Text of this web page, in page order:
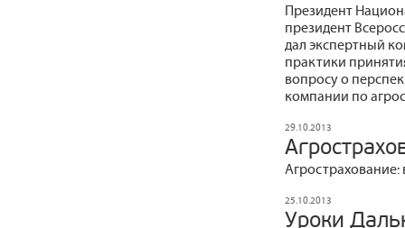
Президент
президент
дал экспертный
практики
вопросу о
компании по
29.10.2013
25.10.2013
Уроки